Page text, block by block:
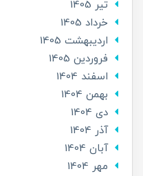
تير 1405
خرداد 1405
ارديبهشت 1405
فروردین 1405
اسفند 1404
بهمن 1404
دی 1404
آذر 1404
آبان 1404
مهر 1404